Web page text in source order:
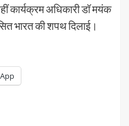
कार्यक्रम अधिकारी डॉ मयंक
भारत की शपथ दिलाई।